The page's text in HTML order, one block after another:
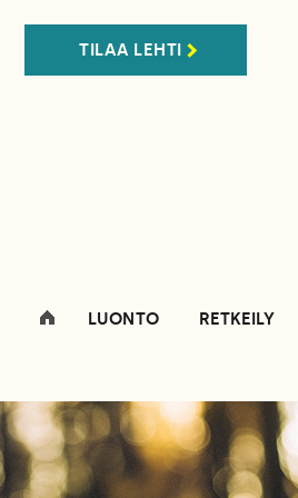
TILAA LEHTI
LUONTO RETKEILY